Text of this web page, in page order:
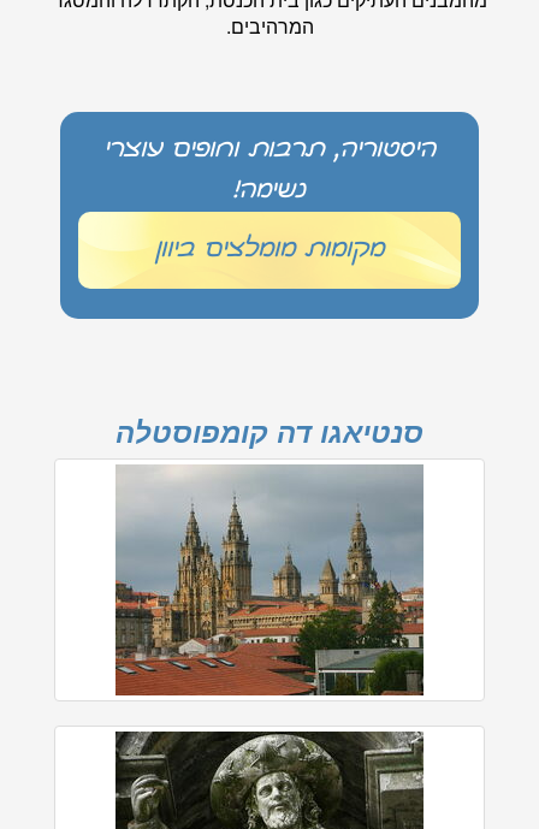
המרהיבים.
היסטוריה, תרבות וחופים עוצרי
נשימה!
מקומות מומלצים ביוון
סנטיאגו דה קומפוסטלה